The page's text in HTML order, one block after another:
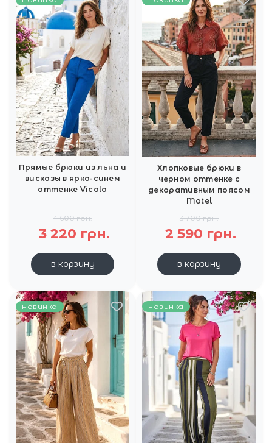
Прямые брюки из льна и
вискозы в ярко-синем
оттенке Vicolo
4 600 грн.
3 220 грн.
в корзину
Хлопковые брюки в
черном оттенке с
декоративным поясом
Motel
3 700 грн.
2 590 грн.
в корзину
новинка новинка